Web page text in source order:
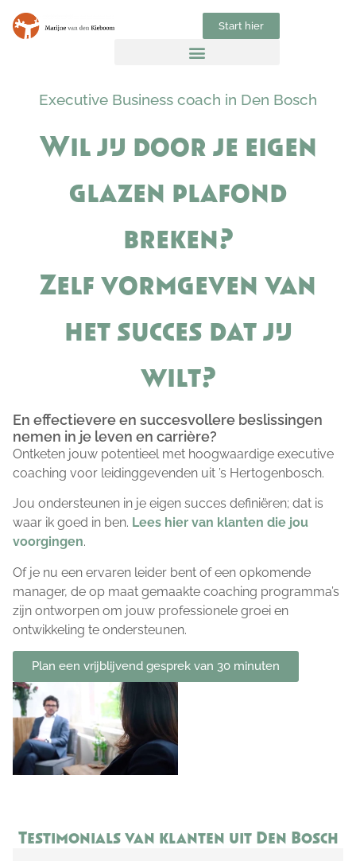
Start hier
Executive Business coach in Den Bosch
Wil jij door je eigen
glazen plafond
breken?
Zelf vormgeven van
het succes dat jij
wilt?
En effectievere en succesvollere beslissingen
nemen in je leven en carrière?
Ontketen jouw potentieel met hoogwaardige executive
coaching voor leidinggevenden uit ’s Hertogenbosch.
Jou ondersteunen in je eigen succes definiëren; dat is
waar ik goed in ben. Lees hier van klanten die jou
voorgingen.
Of je nu een ervaren leider bent of een opkomende
manager, de op maat gemaakte coaching programma’s
zijn ontworpen om jouw professionele groei en
ontwikkeling te ondersteunen.
Plan een vrijblijvend gesprek van 30 minuten
Testimonials van klanten uit Den Bosch